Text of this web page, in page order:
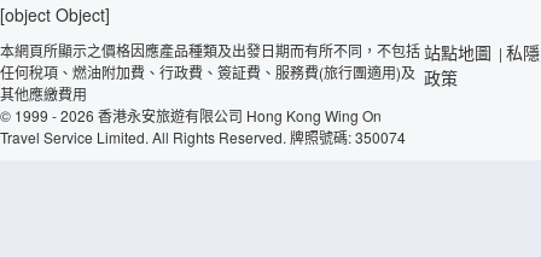
[object Object]
本網頁所顯示之價格因應產品種類及出發日期而有所不同，不包括
任何稅項、燃油附加費、行政費、簽証費、服務費(旅行團適用)及
其他應繳費用
© 1999 - 2026 香港永安旅遊有限公司 Hong Kong Wing On
Travel Service Limited. All Rights Reserved. 牌照號碼: 350074
站點地圖 | 私隱
政策